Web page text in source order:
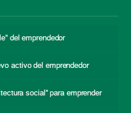
del emprendedor
activo del emprendedor
social” para emprender